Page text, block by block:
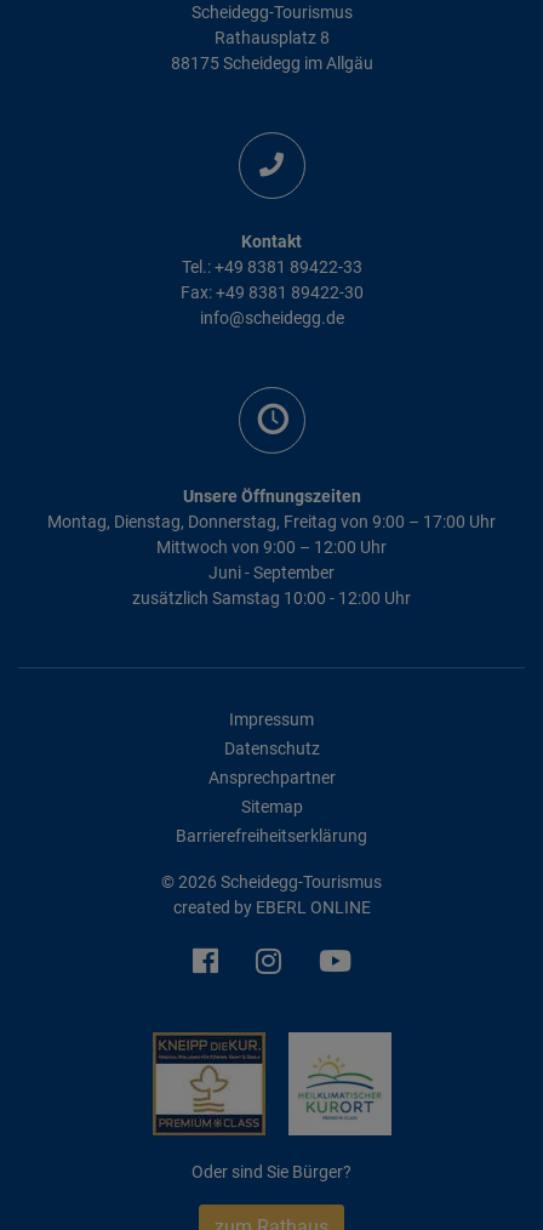
Scheidegg-Tourismus
Rathausplatz 8
88175 Scheidegg im Allgäu
Kontakt
Tel.: +49 8381 89422-33
Fax: +49 8381 89422-30
info@scheidegg.de
Unsere Öffnungszeiten
Montag, Dienstag, Donnerstag, Freitag von 9:00 – 17:00 Uhr
Mittwoch von 9:00 – 12:00 Uhr
Juni - September
zusätzlich Samstag 10:00 - 12:00 Uhr
Impressum
Datenschutz
Ansprechpartner
Sitemap
Barrierefreiheitserklärung
© 2026 Scheidegg-Tourismus
created by EBERL ONLINE
Oder sind Sie Bürger?